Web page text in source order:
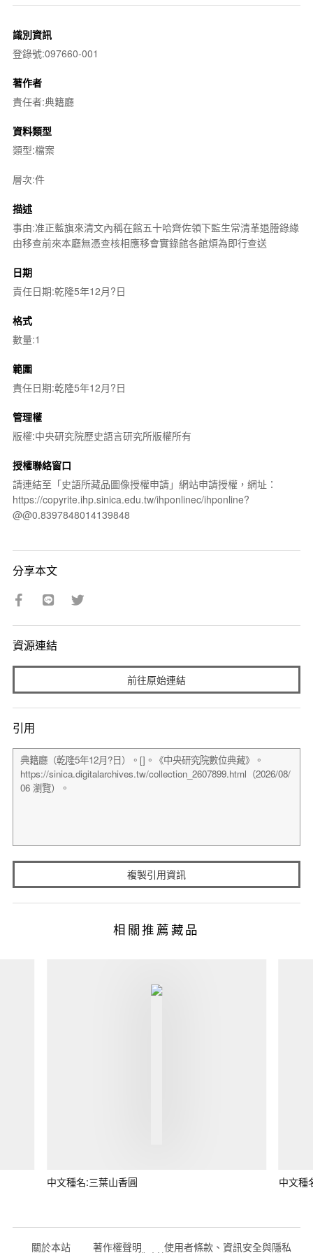
識別資訊
登錄號:097660-001
著作者
責任者:典籍廳
資料類型
類型:檔案
層次:件
描述
事由:准正藍旗來清文內稱在館五十哈齊佐領下監生常清革退謄錄緣
由移查前來本廳無憑查核相應移會實錄館各館煩為即行查送
日期
責任日期:乾隆5年12月?日
格式
數量:1
範圍
責任日期:乾隆5年12月?日
管理權
版權:中央研究院歷史語言研究所版權所有
授權聯絡窗口
請連結至「史語所藏品圖像授權申請」網站申請授權，網址：
https://copyrite.ihp.sinica.edu.tw/ihponlinec/ihponline?
@@0.8397848014139848
分享本文
資源連結
前往原始連結
引用
複製引用資訊
相關推薦藏品
中文種名:三葉山香圓 中文種
關於本站 著作權聲明 使用者條款、資訊安全與隱私